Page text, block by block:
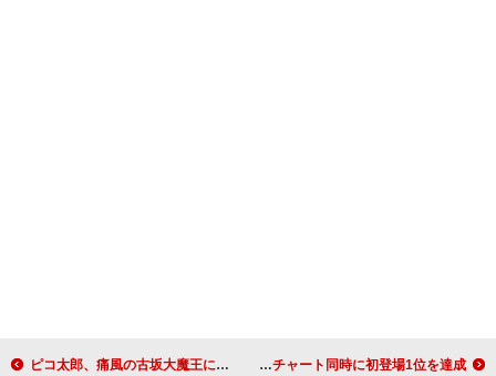
ピコ太郎、痛風の古坂大魔王に捧ぐ応援ソングなど5曲収録『Tottemo Release 80.8 (04)』配信リリース ロザリア『ラックス』が米ビルボード各チャートを席巻、5チャート同時に初登場1位を達成